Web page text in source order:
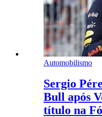
Automobilismo
Sergio
Bull após
título na